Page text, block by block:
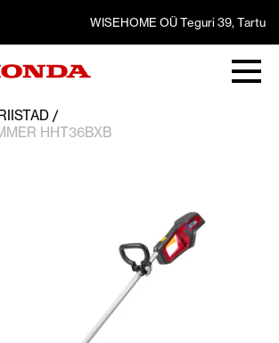
WISEHOME OÜ Teguri 39, Tartu
HHT36BXB